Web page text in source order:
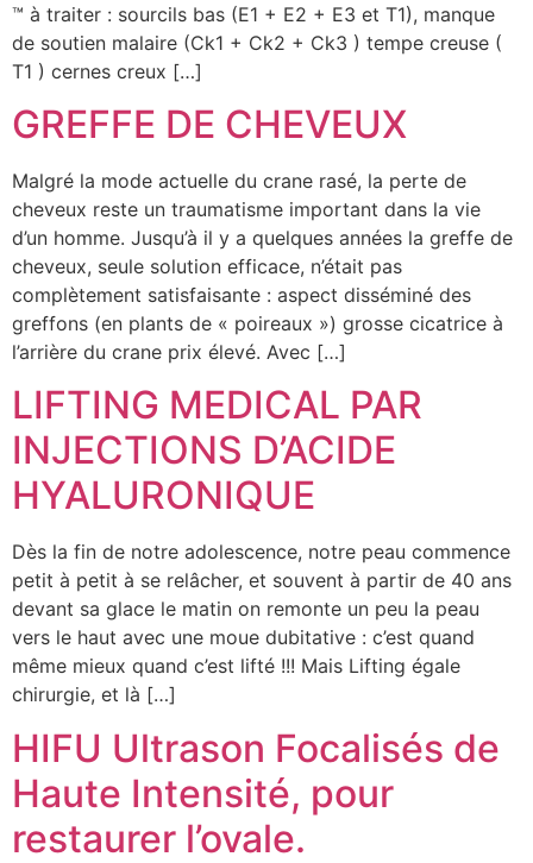
™ à traiter : sourcils bas (E1 + E2 + E3 et T1), manque
de soutien malaire (Ck1 + Ck2 + Ck3 ) tempe creuse (
T1 ) cernes creux […]
GREFFE DE CHEVEUX
Malgré la mode actuelle du crane rasé, la perte de
cheveux reste un traumatisme important dans la vie
d’un homme. Jusqu’à il y a quelques années la greffe de
cheveux, seule solution efficace, n’était pas
complètement satisfaisante : aspect disséminé des
greffons (en plants de « poireaux ») grosse cicatrice à
l’arrière du crane prix élevé. Avec […]
LIFTING MEDICAL PAR
INJECTIONS D’ACIDE
HYALURONIQUE
Dès la fin de notre adolescence, notre peau commence
petit à petit à se relâcher, et souvent à partir de 40 ans
devant sa glace le matin on remonte un peu la peau
vers le haut avec une moue dubitative : c’est quand
même mieux quand c’est lifté !!! Mais Lifting égale
chirurgie, et là […]
HIFU Ultrason Focalisés de
Haute Intensité, pour
restaurer l’ovale.